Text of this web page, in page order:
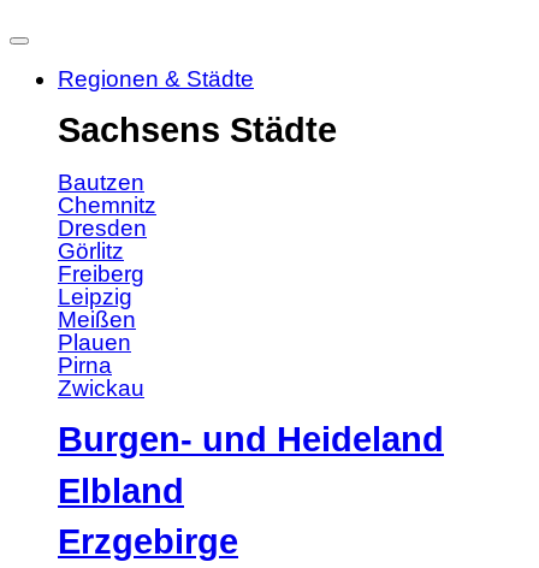
Regionen & Städte
Sachsens Städte
Bautzen
Chemnitz
Dresden
Görlitz
Freiberg
Leipzig
Meißen
Plauen
Pirna
Zwickau
Burgen- und Heideland
Elbland
Erzgebirge